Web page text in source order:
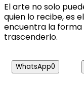
El arte no solo
quien lo recibe, es
encuentra la forma
trascenderlo.
WhatsApp0